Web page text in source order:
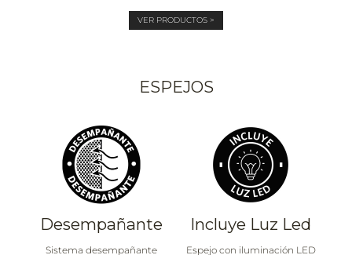
VER PRODUCTOS >
ESPEJOS
Desempañante
Sistema desempañante
Incluye Luz Led
Espejo con iluminación LED